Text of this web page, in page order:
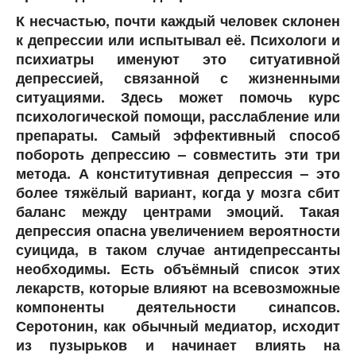
К несчастью, почти каждый человек склонен
к депрессии или испытывал её. Психологи и
психиатры именуют это ситуативной
депрессией, связанной с жизненными
ситуациями. Здесь может помочь курс
психологической помощи, расслабление или
препараты. Самый эффективный способ
побороть депрессию – совместить эти три
метода. А конститутивная депрессия – это
более тяжёлый вариант, когда у мозга сбит
баланс между центрами эмоций. Такая
депрессия опасна увеличением вероятности
суицида, в таком случае антидепрессанты
необходимы. Есть объёмный список этих
лекарств, которые влияют на всевозможные
компоненты деятельности синапсов.
Серотонин, как обычный медиатор, исходит
из пузырьков и начинает влиять на